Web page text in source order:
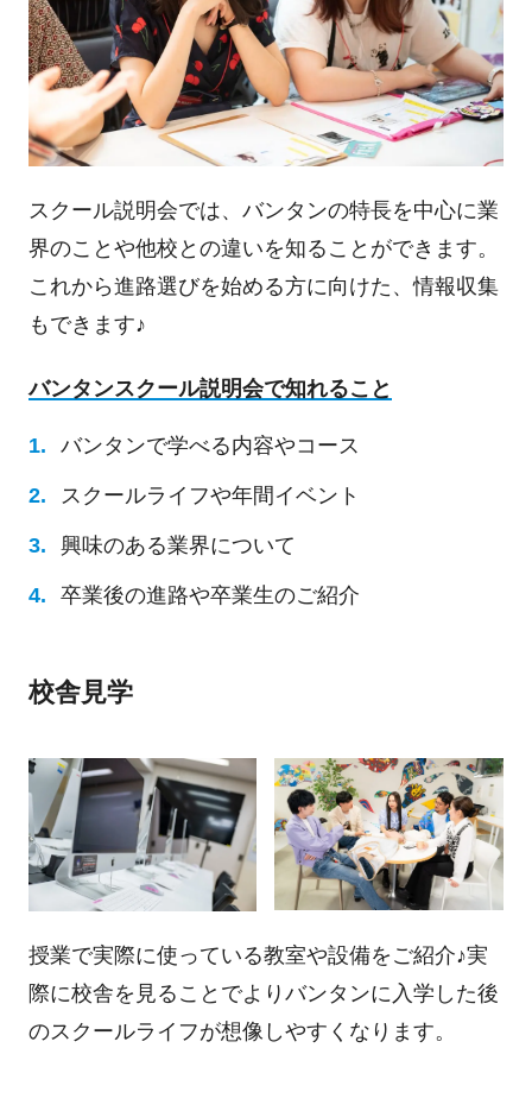
スクール説明会では、バンタンの特長を中心に業
界のことや他校との違いを知ることができます。
これから進路選びを始める方に向けた、情報収集
もできます♪
バンタンスクール説明会で知れること
バンタンで学べる内容やコース
スクールライフや年間イベント
興味のある業界について
卒業後の進路や卒業生のご紹介
校舎見学
授業で実際に使っている教室や設備をご紹介♪実
際に校舎を見ることでよりバンタンに入学した後
のスクールライフが想像しやすくなります。